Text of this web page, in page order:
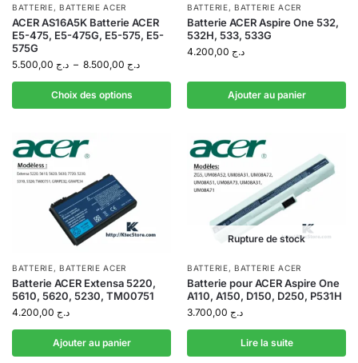
BATTERIE, BATTERIE ACER
ACER AS16A5K Batterie ACER
E5-475, E5-475G, E5-575, E5-
575G
د.ج – د.ج
Choix des options
BATTERIE, BATTERIE ACER
Batterie ACER Aspire One 532,
532H, 533, 533G
د.ج
Ajouter au panier
BATTERIE,BATTERIE ACER
Batterie ACER Extensa 5220,
5610, 5620, 5230, TM00751
د.ج
Ajouter au panier
Rupture de stock
BATTERIE,BATTERIE ACER
Batterie pour ACER Aspire One
A110, A150, D150, D250, P531H
د.ج
Lire la suite